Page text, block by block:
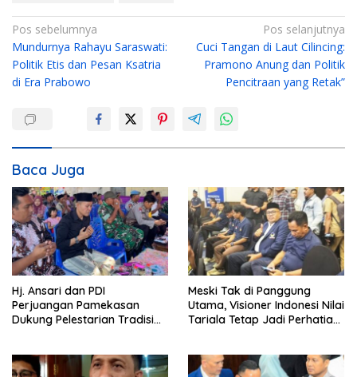
N
a
v
a
s
i
p
o
s
Pos sebelumnya
Mundurnya Rahayu Saraswati:
Politik Etis dan Pesan Ksatria
di Era Prabowo
Pos selanjutnya
Cuci Tangan di Laut Cilincing:
Pramono Anung dan Politik
Pencitraan yang Retak”
Baca Juga
Hj. Ansari dan PDI
Perjuangan Pamekasan
Dukung Pelestarian Tradisi
Meski Tak di Panggung
Utama, Visioner Indonesi Nilai
Tariala Tetap Jadi Perhatian